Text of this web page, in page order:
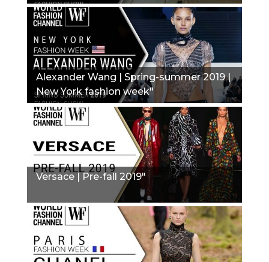
Alexander Wang | Spring-summer 2019 |
New York fashion week"
Versace | Pre-fall 2019"